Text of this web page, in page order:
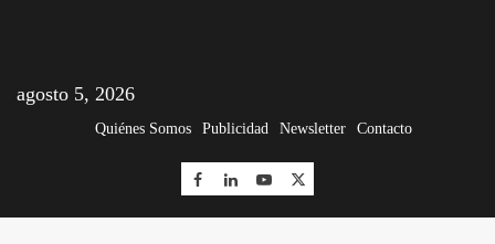
agosto 5, 2026
Quiénes Somos Publicidad Newsletter Contacto